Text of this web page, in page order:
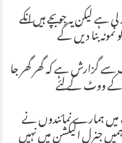
لیکن یہ جو بچے ہیں انکے
بنا دیں گے
ہے کہ گھر گھر جا
ووٹ کے لئے
میں ہمارے نمائندوں نے